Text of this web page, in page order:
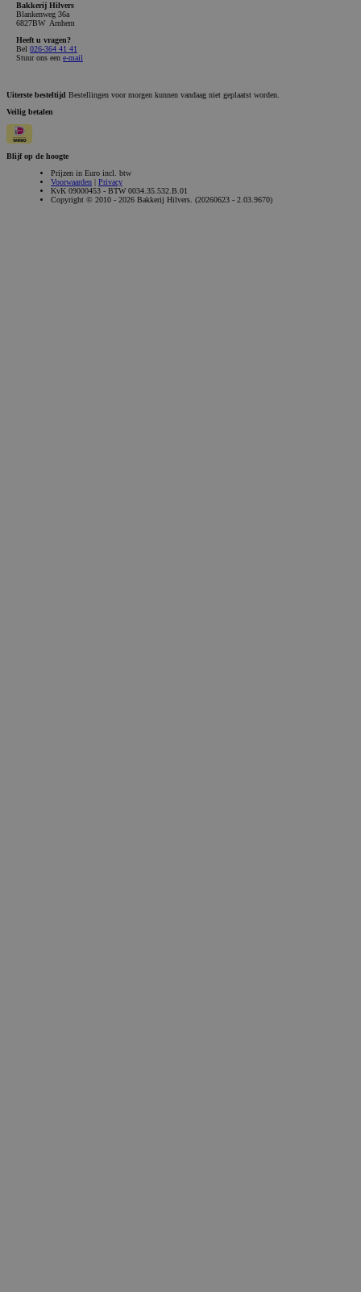
Bakkerij Hilvers
Blankenweg 36a
6827BW Arnhem
Heeft u vragen?
Bel 026-364 41 41
Stuur ons een e-mail
Uiterste besteltijd Bestellingen voor morgen kunnen vandaag niet geplaatst worden.
Veilig betalen
Blijf op de hoogte
Prijzen in Euro incl. btw
Voorwaarden | Privacy
KvK 09000453 - BTW 0034.35.532.B.01
Copyright © 2010 - 2026 Bakkerij Hilvers. (20260623 - 2.03.9670)